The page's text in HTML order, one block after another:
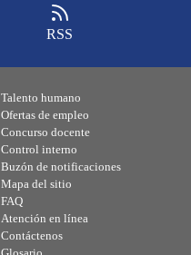
RSS
Talento humano
Ofertas de empleo
Concurso docente
Control interno
Buzón de notificaciones
Mapa del sitio
FAQ
Atención en línea
Contáctenos